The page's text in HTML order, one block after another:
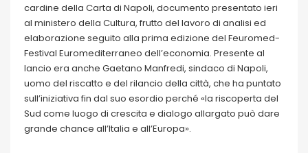
cardine della Carta di Napoli, documento presentato ieri
al ministero della Cultura, frutto del lavoro di analisi ed
elaborazione seguito alla prima edizione del Feuromed-
Festival Euromediterraneo dell’economia. Presente al
lancio era anche Gaetano Manfredi, sindaco di Napoli,
uomo del riscatto e del rilancio della città, che ha puntato
sull’iniziativa fin dal suo esordio perché «la riscoperta del
Sud come luogo di crescita e dialogo allargato può dare
grande chance all’Italia e all’Europa».